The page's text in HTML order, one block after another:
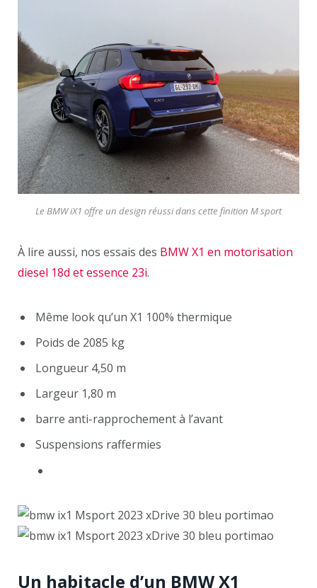
Le BMW iX1 offre un design réussi dans cette finition M sport
À lire aussi, nos essais des BMW X1 en motorisation
diesel 18d et essence 23i.
Même look qu’un X1 100% thermique
Poids de 2085 kg
Longueur 4,50 m
Largeur 1,80 m
barre anti-rapprochement à l’avant
Suspensions raffermies
Un habitacle d’un BMW X1